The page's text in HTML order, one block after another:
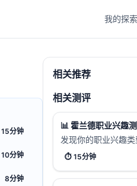
我的探索
15分钟
10分钟
8分钟
相关推荐
相关测评
📊 霍兰德职业兴趣
发现你的职业兴趣
业方向。通过60道
的职业倾向。
⏱️ 15分钟